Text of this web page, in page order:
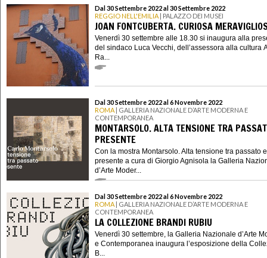
Dal 30 Settembre 2022 al 30 Settembre 2022
REGGIO NELL'EMILIA | PALAZZO DEI MUSEI
JOAN FONTCUBERTA. CURIOSA
Venerdì 30 settembre alle 18.30 si inaugura alla
del sindaco Luca Vecchi, dell’assessora alla cultura
Ra...
Dal 30 Settembre 2022 al 6 Novembre 2022
ROMA | GALLERIA NAZIONALE D’ARTE MODERNA E
CONTEMPORANEA
MONTARSOLO. ALTA TENSIONE TRA
PRESENTE
Con la mostra Montarsolo. Alta tensione tra passato e
presente a cura di Giorgio Agnisola la Galleria
d’Arte Moder...
Dal 30 Settembre 2022 al 6 Novembre 2022
ROMA | GALLERIA NAZIONALE D’ARTE MODERNA E
CONTEMPORANEA
LA COLLEZIONE BRANDI RUBIU
Venerdì 30 settembre, la Galleria Nazionale d’Arte
e Contemporanea inaugura l’esposizione della
B...